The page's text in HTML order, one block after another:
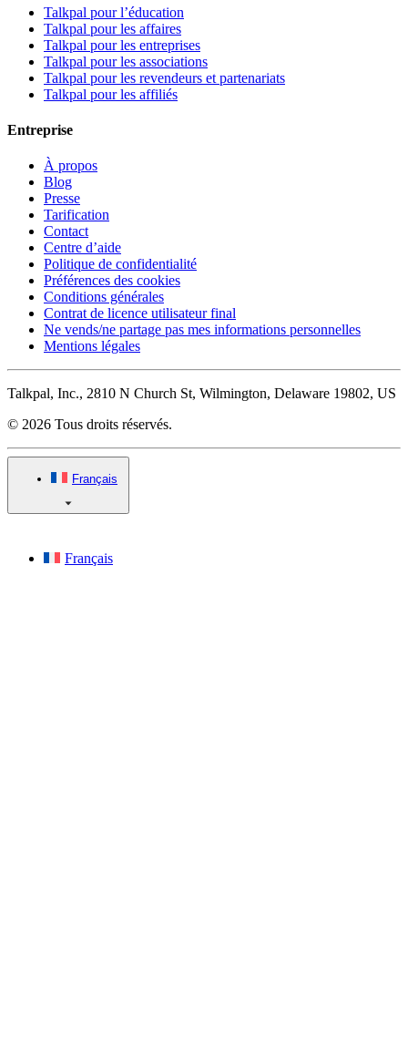
Talkpal pour l’éducation
Talkpal pour les affaires
Talkpal pour les entreprises
Talkpal pour les associations
Talkpal pour les revendeurs et partenariats
Talkpal pour les affiliés
Entreprise
À propos
Blog
Presse
Tarification
Contact
Centre d’aide
Politique de confidentialité
Préférences des cookies
Conditions générales
Contrat de licence utilisateur final
Ne vends/ne partage pas mes informations personnelles
Mentions légales
Talkpal, Inc., 2810 N Church St, Wilmington, Delaware 19802, US
© 2026 Tous droits réservés.
Français
Français